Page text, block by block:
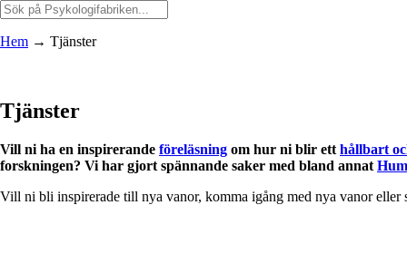
Hem → Tjänster
Tjänster
Vill ni ha en inspirerande föreläsning om hur ni blir ett hållbart
forskningen? Vi har gjort spännande saker med bland annat
Vill ni bli inspirerade till nya vanor, komma igång med nya vanor eller